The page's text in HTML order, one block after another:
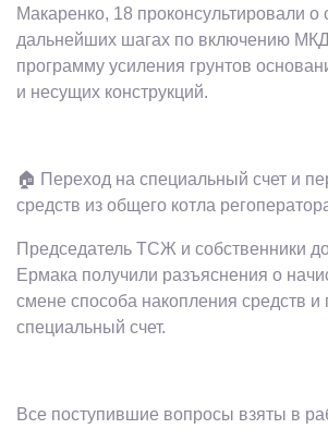
Макаренко, 18 проконсультировали о
дальнейших шагах по включению
программу усиления грунтов
и несущих конструкций.
🏠 Переход на специальный счет и
средств из общего котла
Председатель ТСЖ и собственники
Ермака получили разъяснения о
смене способа накопления средств и
специальный счет.
Все поступившие вопросы взяты в